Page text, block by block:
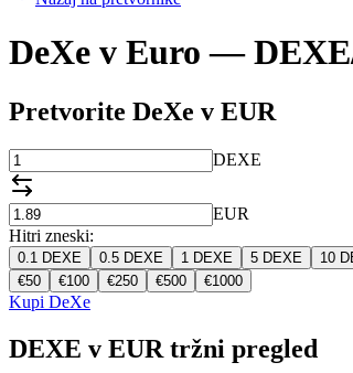
DeXe v Euro —
Pretvorite DeXe v EUR
DEXE
EUR
Hitri zneski:
0.1 DEXE 0.5 DEXE 1 DEXE 5 DEXE 10
€50 €100 €250 €500 €1000
Kupi DeXe
DEXE v EUR tržni pregled